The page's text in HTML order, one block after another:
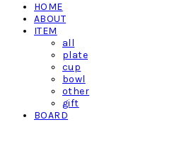
HOME
ABOUT
ITEM
all
plate
cup
bowl
other
gift
BOARD